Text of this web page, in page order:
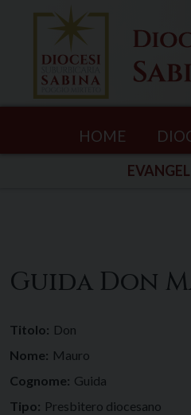
HOME
Guida Don
Titolo: Don
Nome: Mauro
Cognome: Guida
Tipo: Presbitero diocesano